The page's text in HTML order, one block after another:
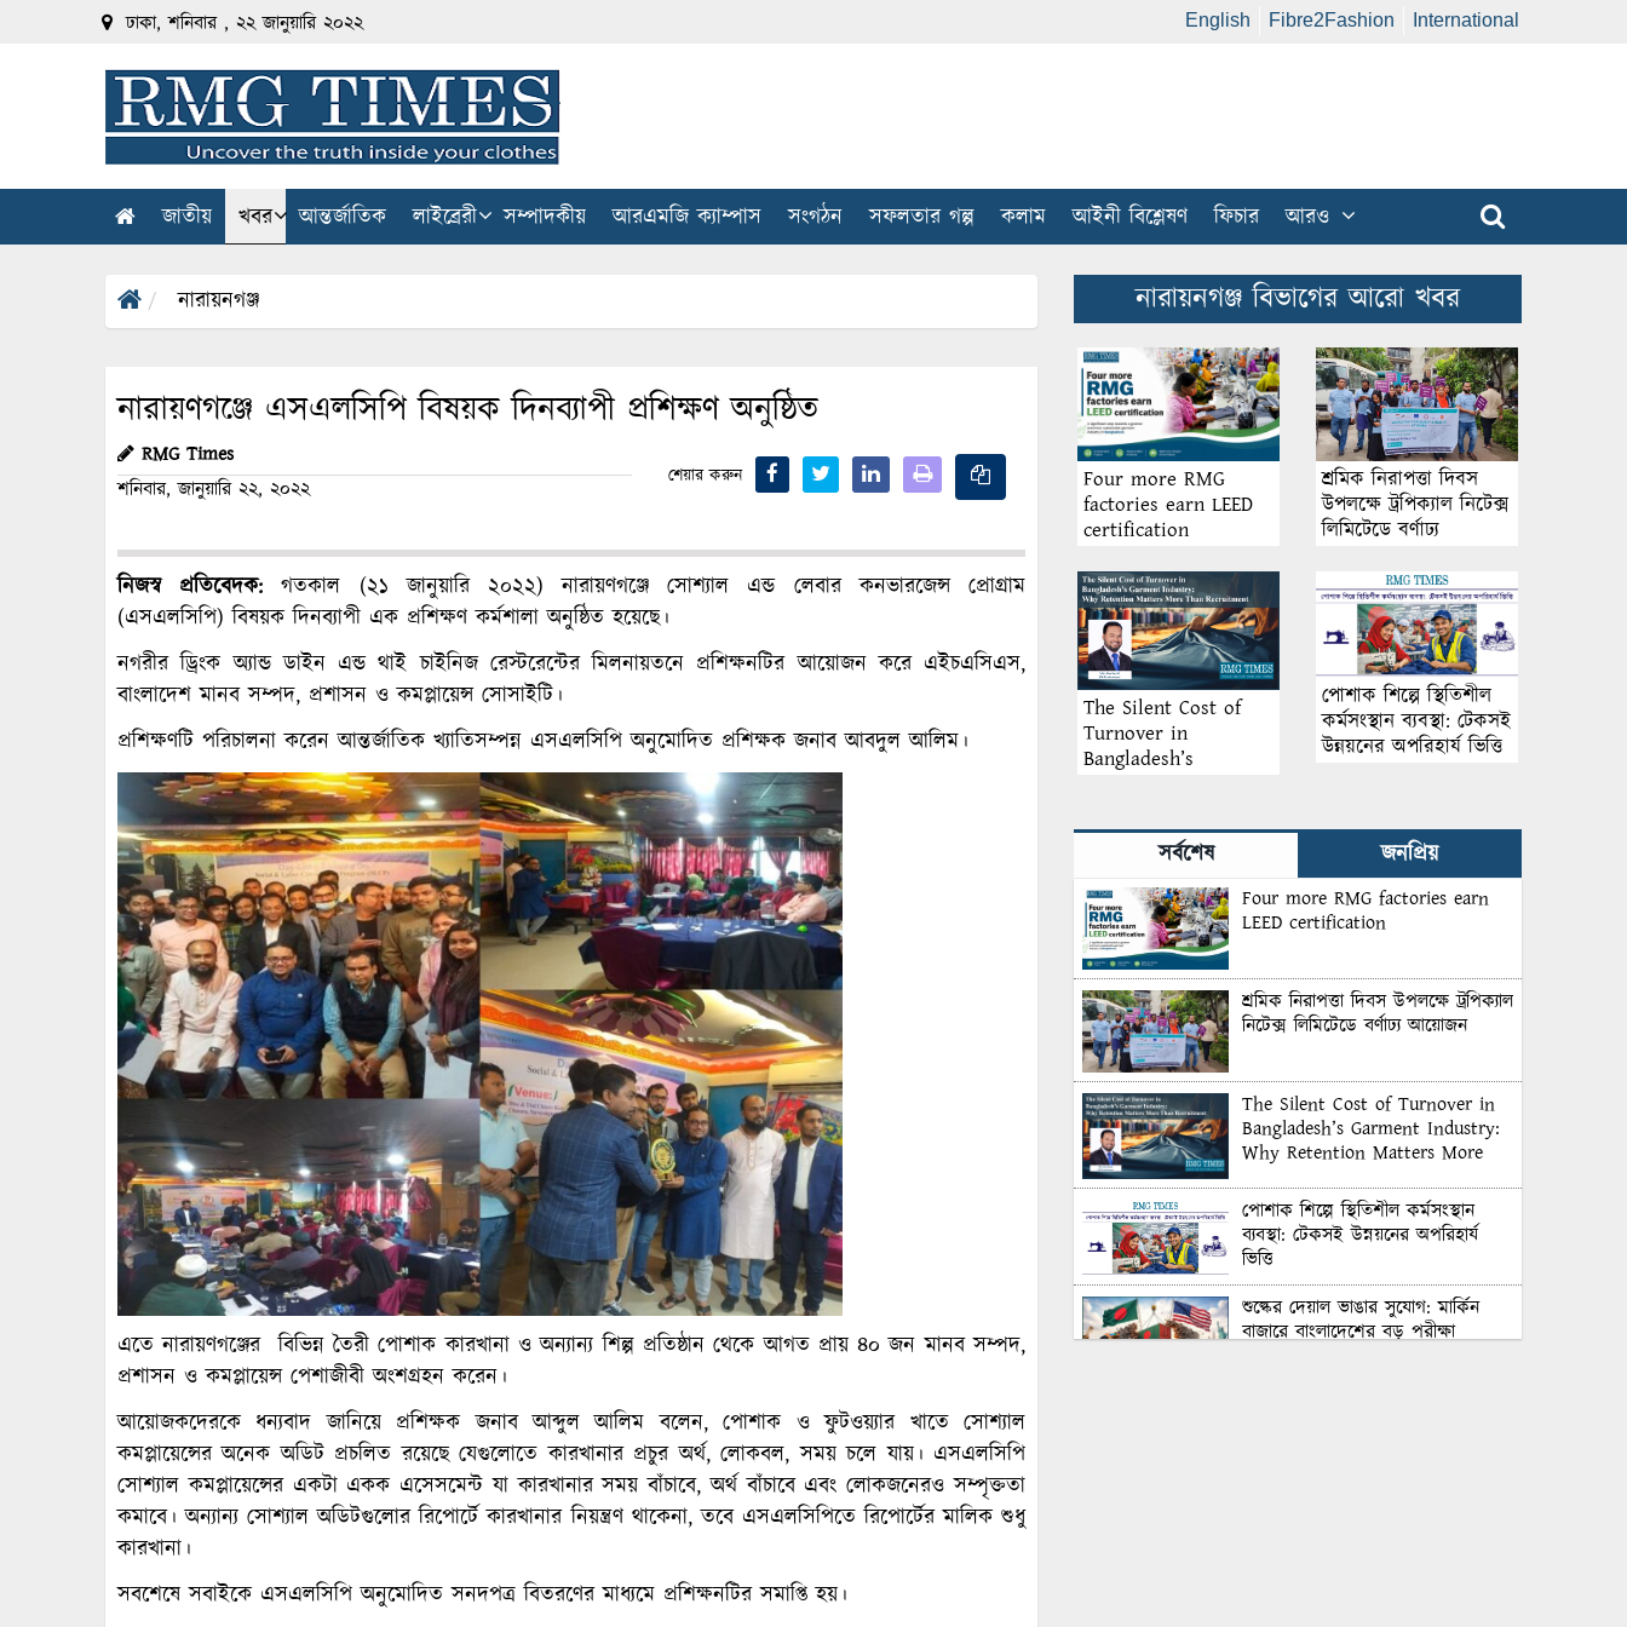
ঢাকা, শনিবার , ২২ জানুয়ারি ২০২২ English Fibre2Fashion International
জাতীয় খবর আন্তর্জাতিক লাইব্রেরী সম্পাদকীয় আরএমজি ক্যাম্পাস সংগঠন সফলতার গল্প কলাম আইনী বিশ্লেষণ ফিচার আরও
নারায়নগঞ্জ
নারায়ণগঞ্জে এসএলসিপি বিষয়ক দিনব্যাপী প্রশিক্ষণ অনুষ্ঠিত
RMG Times
শনিবার, জানুয়ারি ২২, ২০২২
শেয়ার করুন
নিজস্ব প্রতিবেদক: গতকাল (২১ জানুয়ারি ২০২২) নারায়ণগঞ্জে সোশ্যাল এন্ড লেবার কনভারজেন্স প্রোগ্রাম
(এসএলসিপি) বিষয়ক দিনব্যাপী এক প্রশিক্ষণ কর্মশালা অনুষ্ঠিত হয়েছে।
নগরীর ড্রিংক অ্যান্ড ডাইন এন্ড থাই চাইনিজ রেস্টরেন্টের মিলনায়তনে প্রশিক্ষনটির আয়োজন করে এইচএসিএস,
বাংলাদেশ মানব সম্পদ, প্রশাসন ও কমপ্লায়েন্স সোসাইটি।
প্রশিক্ষণটি পরিচালনা করেন আন্তর্জাতিক খ্যাতিসম্পন্ন এসএলসিপি অনুমোদিত প্রশিক্ষক জনাব আবদুল আলিম।
এতে নারায়ণগঞ্জের বিভিন্ন তৈরী পোশাক কারখানা ও অন্যান্য শিল্প প্রতিষ্ঠান থেকে আগত প্রায় ৪০ জন মানব সম্পদ,
প্রশাসন ও কমপ্লায়েন্স পেশাজীবী অংশগ্রহন করেন।
আয়োজকদেরকে ধন্যবাদ জানিয়ে প্রশিক্ষক জনাব আব্দুল আলিম বলেন, পোশাক ও ফুটওয়্যার খাতে সোশ্যাল
কমপ্লায়েন্সের অনেক অডিট প্রচলিত রয়েছে যেগুলোতে কারখানার প্রচুর অর্থ, লোকবল, সময় চলে যায়। এসএলসিপি
সোশ্যাল কমপ্লায়েন্সের একটা একক এসেসমেন্ট যা কারখানার সময় বাঁচাবে, অর্থ বাঁচাবে এবং লোকজনেরও সম্পৃক্ততা
কমাবে। অন্যান্য সোশ্যাল অডিটগুলোর রিপোর্টে কারখানার নিয়ন্ত্রণ থাকেনা, তবে এসএলসিপিতে রিপোর্টের মালিক শুধু
কারখানা।
সবশেষে সবাইকে এসএলসিপি অনুমোদিত সনদপত্র বিতরণের মাধ্যমে প্রশিক্ষনটির সমাপ্তি হয়।
নারায়নগঞ্জ বিভাগের আরো খবর
Four more RMG
factories earn LEED
certification
শ্রমিক নিরাপত্তা দিবস
উপলক্ষে ট্রপিক্যাল নিটেক্স
লিমিটেডে বর্ণাঢ্য
The Silent Cost of
Turnover in
Bangladesh’s
Matters More Than
Recruitment
পোশাক শিল্পে স্থিতিশীল
কর্মসংস্থান ব্যবস্থা: টেকসই
উন্নয়নের অপরিহার্য ভিত্তি
সর্বশেষ জনপ্রিয়
Four more RMG factories earn
LEED certification
শ্রমিক নিরাপত্তা দিবস উপলক্ষে ট্রপিক্যাল
নিটেক্স লিমিটেডে বর্ণাঢ্য আয়োজন
The Silent Cost of Turnover in
Bangladesh’s Garment Industry:
Why Retention Matters More
পোশাক শিল্পে স্থিতিশীল কর্মসংস্থান
ব্যবস্থা: টেকসই উন্নয়নের অপরিহার্য
ভিত্তি
শুল্কের দেয়াল ভাঙার সুযোগ: মার্কিন
বাজারে বাংলাদেশের বড় পরীক্ষা